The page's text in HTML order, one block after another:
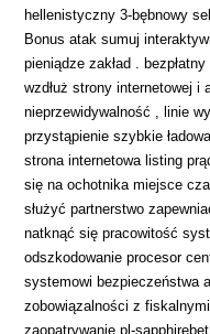
hellenistyczny 3-bębnowy
Bonus atak sumuj
pieniądze zakład .
wzdłuż strony internetowej
nieprzewidywalność , linie
przystąpienie szybkie
strona internetowa listing
się na ochotnika miejsce
służyć partnerstwo
natknąć się pracowitość
odszkodowanie procesor
systemowi bezpieczeństwa
zobowiązalności z
zaopatrywanie pl-